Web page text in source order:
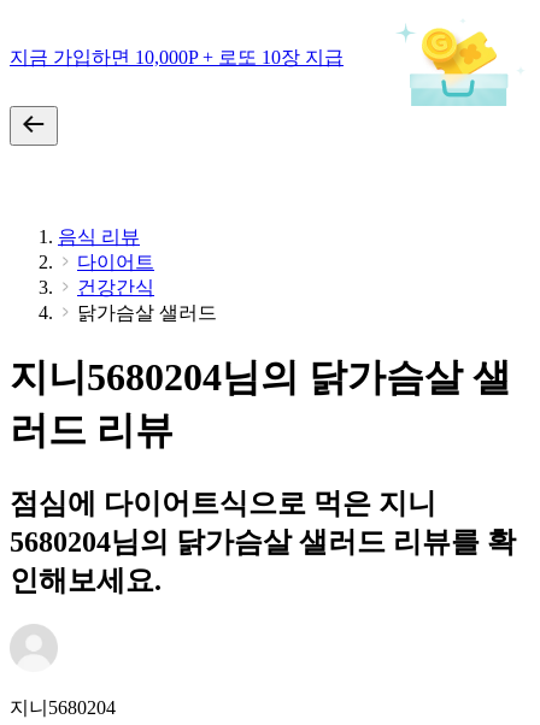
지금 가입하면 10,000P + 로또 10장 지급
음식 리뷰
다이어트
건강간식
닭가슴살 샐러드
지니5680204님의 닭가슴살 샐
러드 리뷰
점심에 다이어트식으로 먹은 지니
5680204님의 닭가슴살 샐러드 리뷰를 확
인해보세요.
지니5680204